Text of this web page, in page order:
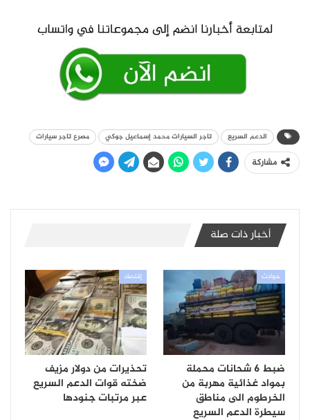
الدعم السريع تاجر السيارات محمد إسماعيل جوكي مصرع تاجر سيارات
مشاركة
أخبار ذات صلة
حوادث
ضبط 6 شحانات محملة
بمواد غذائية مهربة من
الخرطوم الى مناطق
سيطرة الدعم السريع
إقتصاد
تحذيرات من دولار مزيف
ضخته قوات الدعم السريع
عبر مرتبات جنودها